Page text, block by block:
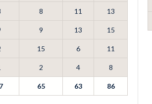
8 11 13
9 13 15
15 6 11
2 4 8
65 63 86